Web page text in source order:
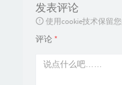
发表评论
使用cookie技术保留
评论 *